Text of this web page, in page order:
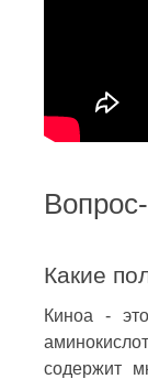
Какие
Киноа -
содержит